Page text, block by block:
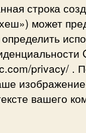
строка
может
privacy/ .
вашего